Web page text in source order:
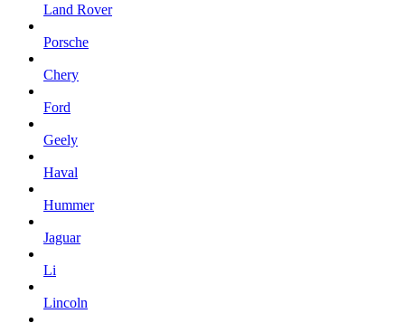
Land Rover
Porsche
Chery
Ford
Geely
Haval
Hummer
Jaguar
Li
Lincoln